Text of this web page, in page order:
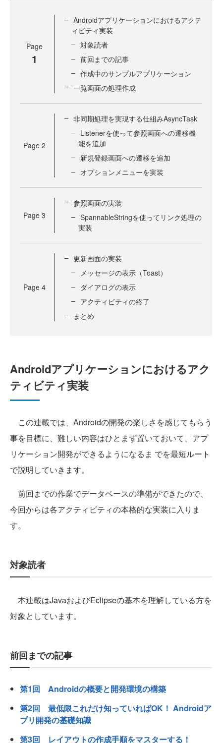
Page
1
Androidアプリケーションにおけるアクテ
ィビティ実装
対象読者
前回までの記事
作成中のサンプルアプリケーション
一覧画面の処理作成
Page 2
非同期処理を実現する仕組みAsyncTask
Listenerを使って参照画面への遷移機
能を追加
新規登録画面への遷移を追加
オプションメニューを実装
Page 3
参照画面の実装
SpannableStringを使ってリンク処理の
実装
Page 4
更新画面の実装
メッセージの表示（Toast）
ダイアログの表示
アクティビティの終了
まとめ
Androidアプリケーションにおけるアク
ティビティ実装
この連載では、Androidの開発の楽しさを感じてもらう
事を目標に、難しい内容はひとまず置いておいて、アプ
リケーション開発ができるようになるま でを最短ルート
で説明していきます。
前回までの作業でデータベースの準備ができたので、
今回からは各アクティビティの本格的な実装に入りま
す。
対象読者
本連載はJavaおよびEclipseの基本を理解している方を
対象としています。
前回までの記事
第1回 Androidの概要と開発環境の構築
第2回 最低限これだけ知っていればOK！ Androidア
プリ開発の基礎知識
第3回 レイアウトの作成手順をマスターする！